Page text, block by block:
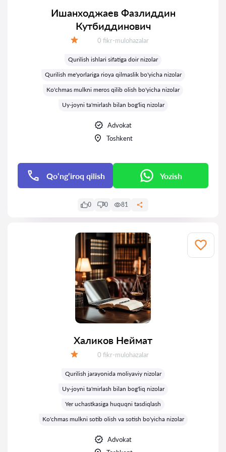
Ишанходжаев Фазлиддин
Кутбиддинович
Fikrlar:
0 fikr-mulohazalar
Qurilish ishlari sifatiga doir nizolar
Qurilish me'yorlariga rioya qilmaslik bo'yicha nizolar
Ko'chmas mulkni meros qilib olish bo'yicha nizolar
Uy-joyni ta'mirlash bilan bog'liq nizolar
Advokat
Toshkent
Qo‘ng‘iroq qilish Yozish
0 0 81
Халиков Неймат
Fikrlar:
0 fikr-mulohazalar
Qurilish jarayonida moliyaviy nizolar
Uy-joyni ta'mirlash bilan bog'liq nizolar
Yer uchastkasiga huquqni tasdiqlash
Ko'chmas mulkni sotib olish va sotish bo'yicha nizolar
Advokat